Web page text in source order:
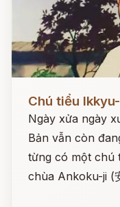
Chú tiểu
Ngày xửa ngày
Bản vẫn còn
từng có một chú
chùa Ankoku-ji (